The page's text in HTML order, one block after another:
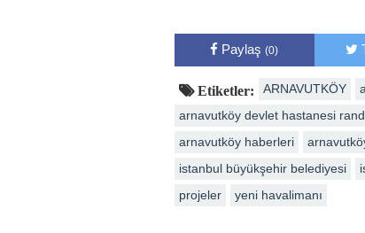
Paylaş(0)
Etiketler: ARNAVUTKÖY
arnavutköy devlet hastanesi
arnavutköy haberleri
istanbul büyükşehir belediyesi
projeler
yeni havalimanı